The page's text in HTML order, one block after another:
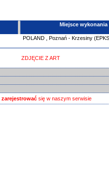
Miejsce wykonania
POLAND, Poznań - Krzesiny
ZDJĘCIE Z ART
zarejestrowaćsię w naszym serwisie